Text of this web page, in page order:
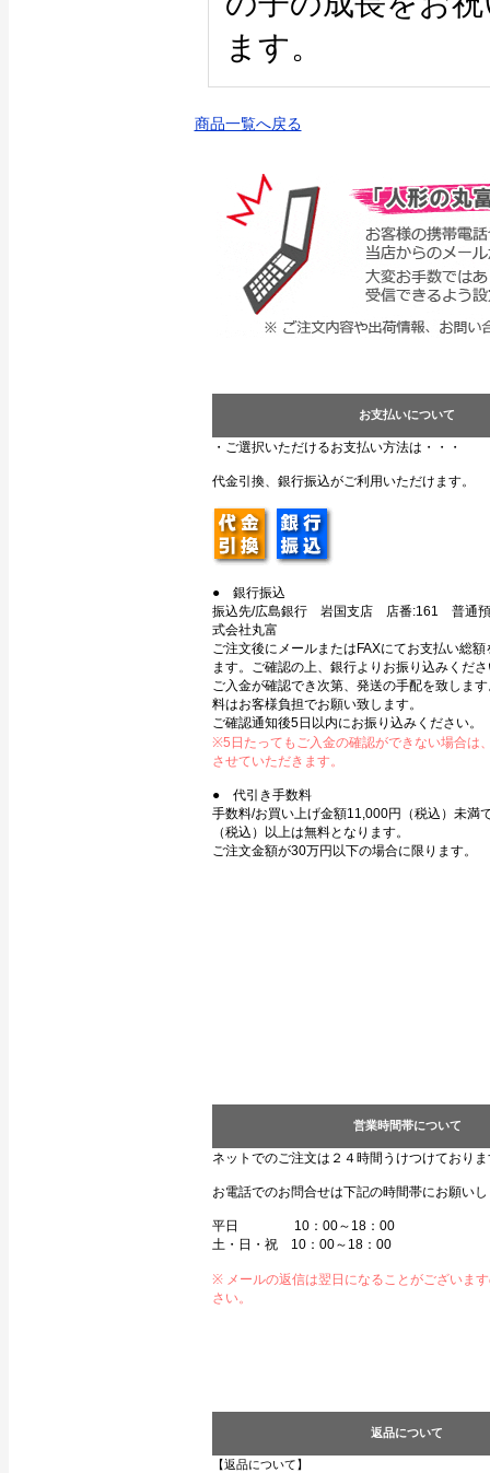
ます。
商品一覧へ戻る
お支払いについて
・ご選択いただけるお支払い方法は・・・
代金引換、銀行振込がご利用いただけます。
● 銀行振込
振込先/広島銀行 岩国支店 店番:161 普通
式会社丸富
ご注文後にメールまたはFAXにてお支払い総
ます。ご確認の上、銀行よりお振り込みくだ
ご入金が確認でき次第、発送の手配を致しま
料はお客様負担でお願い致します。
ご確認通知後5日以内にお振り込みください。
※5日たってもご入金の確認ができない場合は
させていただきます。
● 代引き手数料
手数料/お買い上げ金額11,000円（税込）未満
（税込）以上は無料となります。
ご注文金額が30万円以下の場合に限ります。
営業時間帯について
ネットでのご注文は２４時間うけつけており
お電話でのお問合せは下記の時間帯にお願い
平日 10：00～18：00
土・日・祝 10：00～18：00
※ メールの返信は翌日になることがございま
さい。
返品について
【返品について】